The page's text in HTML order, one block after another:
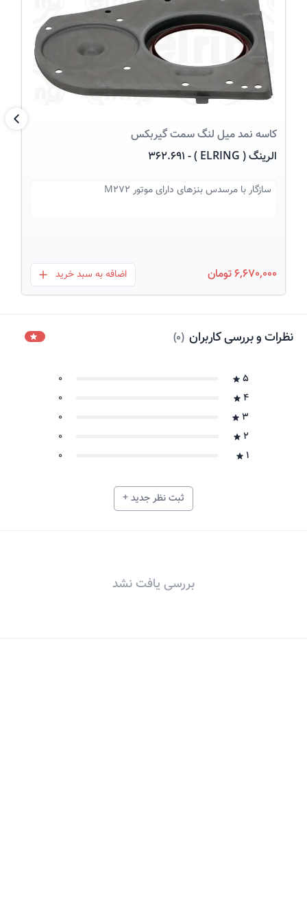
عکس کالا
کاسه نمد میل لنگسمت گیربکس
الرینگ ( ELRING ) - 362.691
سازگار با مرسدس بنزهای دارای موتور M272
6,670,000 تومان بعلاوه
اضافه به سبد خرید
نظرات و بررسی کاربران (
0
)
5
0
4
0
3
0
2
0
1
0
ثبت نظر جدید +
بررسی یافت نشد